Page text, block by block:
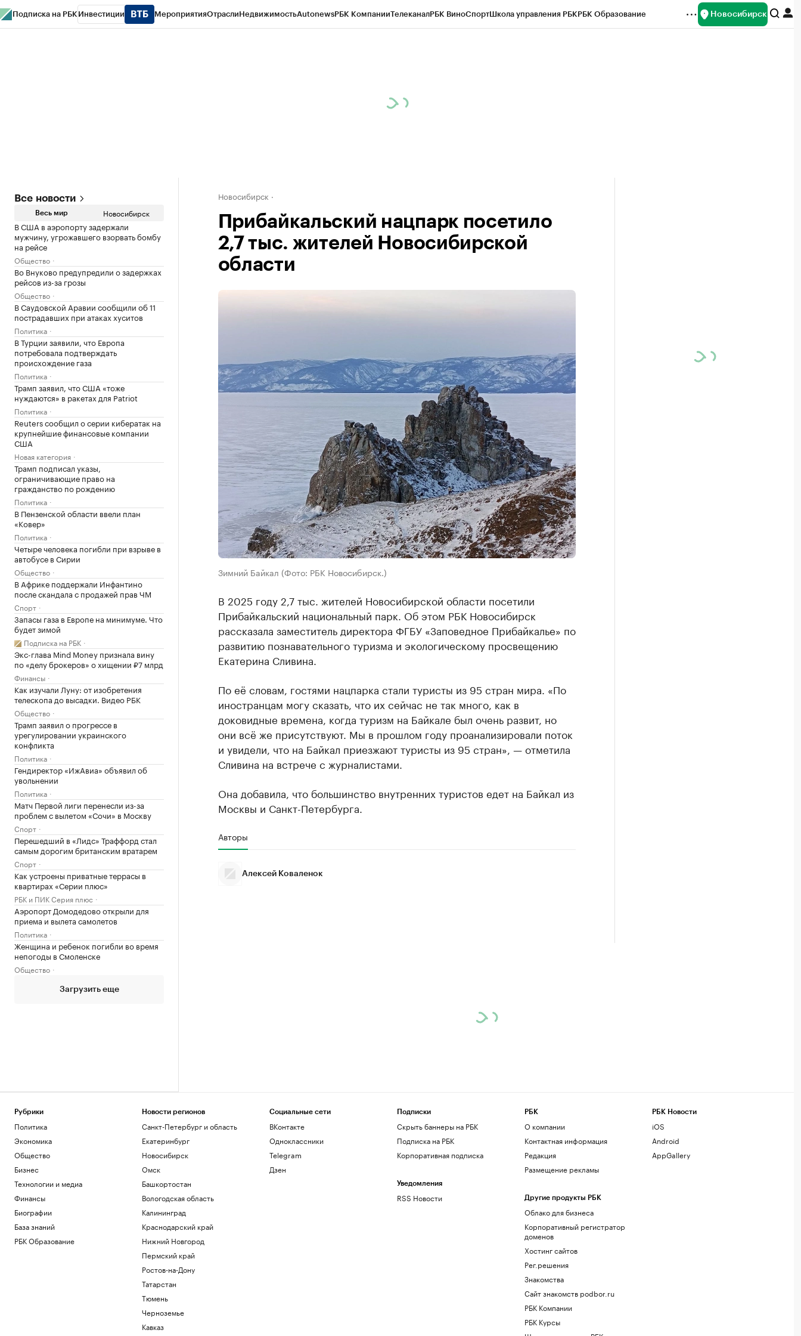
Подписка на РБК Инвестиции МероприятияОтраслиНедвижимостьAutonewsРБК КомпанииТелеканалРБК ВиноСпортШкола управления РБКРБК Образование Новосибирск
Все новости
Весь мир Новосибирск
В США в аэропорту задержали
мужчину, угрожавшего взорвать бомбу
на рейсе
Общество
Во Внуково предупредили о задержках
рейсов из-за грозы
Общество
В Саудовской Аравии сообщили об 11
пострадавших при атаках хуситов
Политика
В Турции заявили, что Европа
потребовала подтверждать
происхождение газа
Политика
Трамп заявил, что США «тоже
нуждаются» в ракетах для Patriot
Политика
Reuters сообщил о серии кибератак на
крупнейшие финансовые компании
США
Новая категория
Трамп подписал указы,
ограничивающие право на
гражданство по рождению
Политика
В Пензенской области ввели план
«Ковер»
Политика
Четыре человека погибли при взрыве в
автобусе в Сирии
Общество
В Африке поддержали Инфантино
после скандала с продажей прав ЧМ
Спорт
Запасы газа в Европе на минимуме. Что
будет зимой
Подписка на РБК
Экс-глава Mind Money признала вину
по «делу брокеров» о хищении ₽7 млрд
Финансы
Как изучали Луну: от изобретения
телескопа до высадки. Видео РБК
Общество
Трамп заявил о прогрессе в
урегулировании украинского
конфликта
Политика
Гендиректор «ИжАвиа» объявил об
увольнении
Политика
Матч Первой лиги перенесли из-за
проблем с вылетом «Сочи» в Москву
Спорт
Перешедший в «Лидс» Траффорд стал
самым дорогим британским вратарем
Спорт
Как устроены приватные террасы в
квартирах «Серии плюс»
РБК и ПИК Серия плюс
Аэропорт Домодедово открыли для
приема и вылета самолетов
Политика
Женщина и ребенок погибли во время
непогоды в Смоленске
Общество
Загрузить еще
Новосибирск
Прибайкальский нацпарк посетило
2,7 тыс. жителей Новосибирской
области
Зимний Байкал (Фото: РБК Новосибирск.)
В 2025 году 2,7 тыс. жителей Новосибирской области посетили
Прибайкальский национальный парк. Об этом РБК Новосибирск
рассказала заместитель директора ФГБУ «Заповедное Прибайкалье» по
развитию познавательного туризма и экологическому просвещению
Екатерина Сливина.
По её словам, гостями нацпарка стали туристы из 95 стран мира. «По
иностранцам могу сказать, что их сейчас не так много, как в
доковидные времена, когда туризм на Байкале был очень развит, но
они всё же присутствуют. Мы в прошлом году проанализировали поток
и увидели, что на Байкал приезжают туристы из 95 стран», — отметила
Сливина на встрече с журналистами.
Она добавила, что большинство внутренних туристов едет на Байкал из
Москвы и Санкт-Петербурга.
Авторы
Алексей Коваленок
Рубрики
Политика
Экономика
Общество
Бизнес
Технологии и медиа
Финансы
Биографии
База знаний
РБК Образование
Новости регионов
Санкт-Петербург и область
Екатеринбург
Новосибирск
Омск
Башкортостан
Вологодская область
Калининград
Краснодарский край
Нижний Новгород
Пермский край
Ростов-на-Дону
Татарстан
Тюмень
Черноземье
Кавказ
Социальные сети
ВКонтакте
Одноклассники
Telegram
Дзен
Подписки
Скрыть баннеры на РБК
Подписка на РБК
Корпоративная подписка
Уведомления
RSS Новости
РБК
О компании
Контактная информация
Редакция
Размещение рекламы
Другие продукты РБК
Облако для бизнеса
Корпоративный регистратор
доменов
Хостинг сайтов
Рег.решения
Знакомства
Сайт знакомств podbor.ru
РБК Компании
РБК Курсы
РБК Новости
iOS
Android
AppGallery